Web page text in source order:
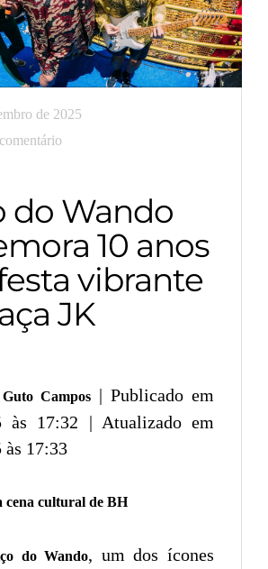
de 2025
do Wando
10 anos
vibrante
JK
Guto Campos | Publicado em
às 17:32 | Atualizado em
às 17:33
cena cultural de BH
do Wando, um dos ícones